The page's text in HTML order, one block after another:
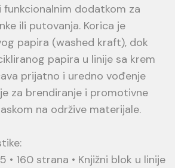
funkcionalnim dodatkom za
ili putovanja. Korica je
papira (washed kraft), dok
papira u linije sa krem
prijatno i uredno vođenje
za brendiranje i promotivne
na održive materijale.
• 160 strana • Knjižni blok u linije